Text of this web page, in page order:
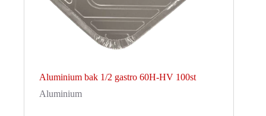
Aluminium bak 1/2 gastro 60H-HV 100st
Aluminium